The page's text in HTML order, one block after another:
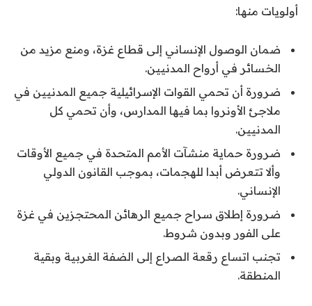
أولويات منها:
ضمان الوصول الإنساني إلى قطاع غزة، ومنع مزيد من
الخسائر في أرواح المدنيين.
ضرورة أن تحمي القوات الإسرائيلية جميع المدنيين في
ملاجئ الأونروا بما فيها المدارس، وأن تحمي كل
المدنيين.
ضرورة حماية منشآت الأمم المتحدة في جميع الأوقات
وألا تتعرض أبدا للهجمات، بموجب القانون الدولي
الإنساني.
ضرورة إطلاق سراح جميع الرهائن المحتجزين في غزة
على الفور وبدون شروط.
تجنب اتساع رقعة الصراع إلى الضفة الغربية وبقية
المنطقة.